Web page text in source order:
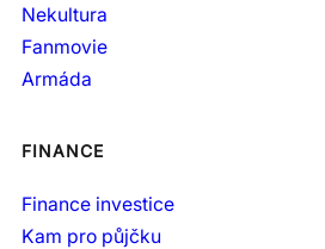
Nekultura
Fanmovie
Armáda
FINANCE
Finance investice
Kam pro půjčku